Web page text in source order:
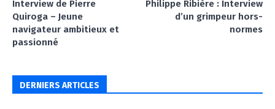
Interview de Pierre
Quiroga – Jeune
navigateur ambitieux et
passionné
Philippe Ribière : Interview
d’un grimpeur hors-
normes
DERNIERS ARTICLES